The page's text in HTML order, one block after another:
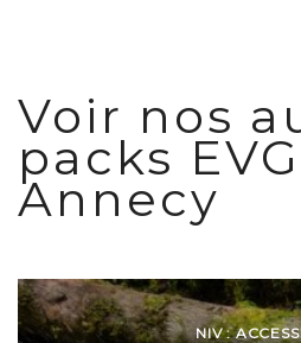
Voir nos
packs EVG
Annecy
NIV :